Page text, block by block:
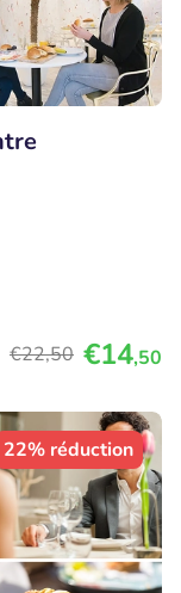
€22,50 €14,50
22% réduction